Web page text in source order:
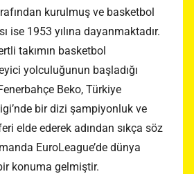
kurulmuş ve basketbol
ise 1953 yılına dayanmaktadır.
takımın basketbol
yolculuğunun başladığı
Beko, Türkiye
bir dizi şampiyonluk ve
elde ederek adından sıkça söz
EuroLeague’de dünya
konuma gelmiştir.